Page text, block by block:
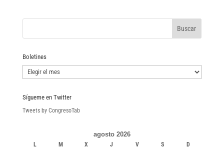
Boletines
Boletines
Sígueme en Twitter
Tweets by CongresoTab
agosto 2026
L M X J V S
D